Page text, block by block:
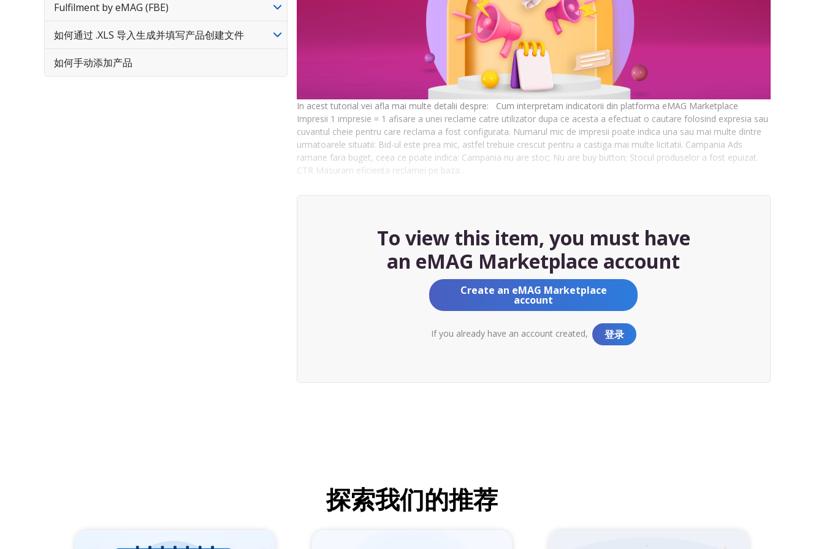
Fulfilment by eMAG (FBE)
如何通过 .XLS 导入生成并填写产品创建文件
如何手动添加产品
In acest tutorial vei afla mai multe detalii despre: Cum interpretam indicatorii din platforma eMAG Marketplace
Impresii 1 impresie = 1 afisare a unei reclame catre utilizator dupa ce acesta a efectuat o cautare folosind expresia sau
cuvantul cheie pentru care reclama a fost configurata. Numarul mic de impresii poate indica una sau mai multe dintre
urmatoarele situatii: Bid-ul este prea mic, astfel trebuie crescut pentru a castiga mai multe licitatii. Campania Ads
ramane fara buget, ceea ce poate indica: Campania nu are stoc; Nu are buy button; Stocul produselor a fost epuizat.
CTR Masuram eficienta reclamei pe baza…
To view this item, you must have
an eMAG Marketplace account
Create an eMAG Marketplace
account
If you already have an account created, 登录
探索我们的推荐